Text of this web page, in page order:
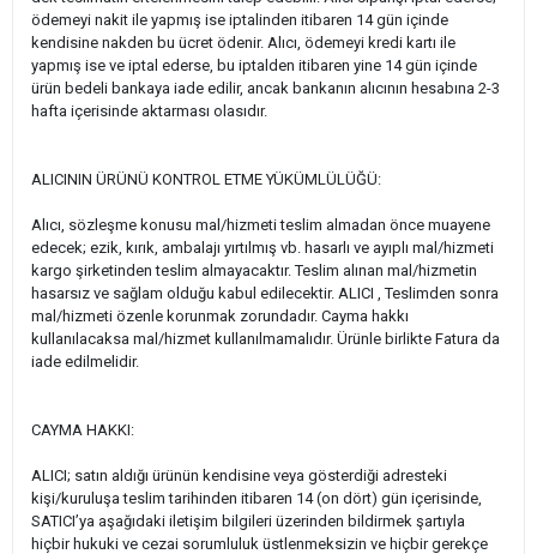
ödemeyi nakit ile yapmış ise iptalinden itibaren 14 gün içinde
kendisine nakden bu ücret ödenir. Alıcı, ödemeyi kredi kartı ile
yapmış ise ve iptal ederse, bu iptalden itibaren yine 14 gün içinde
ürün bedeli bankaya iade edilir, ancak bankanın alıcının hesabına 2-3
hafta içerisinde aktarması olasıdır.
ALICININ ÜRÜNÜ KONTROL ETME YÜKÜMLÜLÜĞÜ:
Alıcı, sözleşme konusu mal/hizmeti teslim almadan önce muayene
edecek; ezik, kırık, ambalajı yırtılmış vb. hasarlı ve ayıplı mal/hizmeti
kargo şirketinden teslim almayacaktır. Teslim alınan mal/hizmetin
hasarsız ve sağlam olduğu kabul edilecektir. ALICI , Teslimden sonra
mal/hizmeti özenle korunmak zorundadır. Cayma hakkı
kullanılacaksa mal/hizmet kullanılmamalıdır. Ürünle birlikte Fatura da
iade edilmelidir.
CAYMA HAKKI:
ALICI; satın aldığı ürünün kendisine veya gösterdiği adresteki
kişi/kuruluşa teslim tarihinden itibaren 14 (on dört) gün içerisinde,
SATICI’ya aşağıdaki iletişim bilgileri üzerinden bildirmek şartıyla
hiçbir hukuki ve cezai sorumluluk üstlenmeksizin ve hiçbir gerekçe